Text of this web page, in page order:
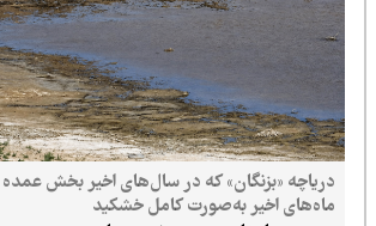
دریاچه «بزنگان» که در سال‌های اخیر بخش عمده آن
ماه‌های اخیر به‌صورت کامل خشکید